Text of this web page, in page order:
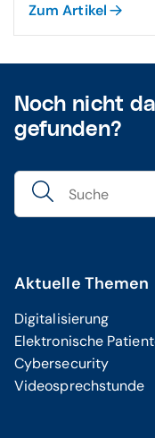
Zum Artikel
Noch nicht
gefunden?
Aktuelle Themen
Digitalisierung
Elektronische
Cybersecurity
Videosprechstunde